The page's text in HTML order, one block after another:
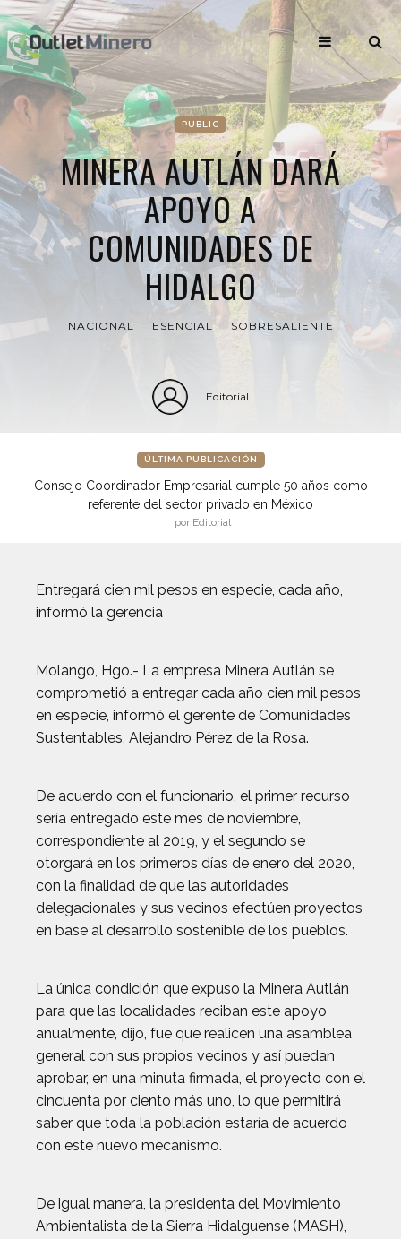
PUBLIC
MINERA AUTLÁN DARÁ
APOYO A
COMUNIDADES DE
HIDALGO
NACIONAL ESENCIAL SOBRESALIENTE
Editorial
ÚLTIMA PUBLICACIÓN
Consejo Coordinador Empresarial cumple 50 años como
referente del sector privado en México
por Editorial
Entregará cien mil pesos en especie, cada año,
informó la gerencia
Molango, Hgo.- La empresa Minera Autlán se
comprometió a entregar cada año cien mil pesos
en especie, informó el gerente de Comunidades
Sustentables, Alejandro Pérez de la Rosa.
De acuerdo con el funcionario, el primer recurso
sería entregado este mes de noviembre,
correspondiente al 2019, y el segundo se
otorgará en los primeros días de enero del 2020,
con la finalidad de que las autoridades
delegacionales y sus vecinos efectúen proyectos
en base al desarrollo sostenible de los pueblos.
La única condición que expuso la Minera Autlán
para que las localidades reciban este apoyo
anualmente, dijo, fue que realicen una asamblea
general con sus propios vecinos y así puedan
aprobar, en una minuta firmada, el proyecto con el
cincuenta por ciento más uno, lo que permitirá
saber que toda la población estaría de acuerdo
con este nuevo mecanismo.
De igual manera, la presidenta del Movimiento
Ambientalista de la Sierra Hidalguense (MASH),